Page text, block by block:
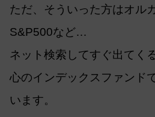
ただ、そういった方はオル
S&P500など…
ネット検索してすぐ出てく
心のインデックスファンド
います。